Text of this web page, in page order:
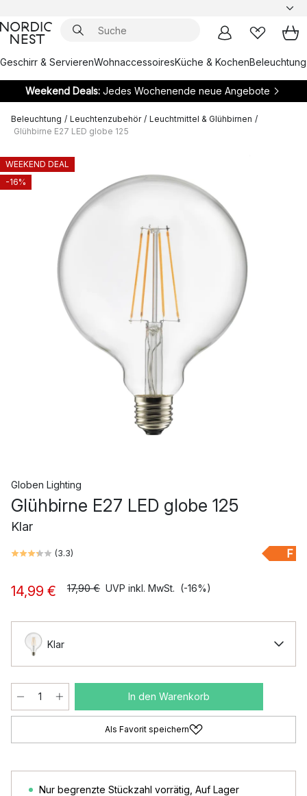
Geschirr & ServierenWohnaccessoiresKüche & KochenBeleuchtung
Weekend Deals:Jedes Wochenende neue Angebote
Beleuchtung / Leuchtenzubehör / Leuchtmittel & Glühbirnen /
Glühbirne E27 LED globe 125
WEEKEND DEAL
-16%
Globen Lighting
Glühbirne E27 LED globe 125
Klar
(3.3) F
14,99 € 17,90 € UVP inkl. MwSt. (-16%)
Klar
In den Warenkorb
Als Favorit speichern
Nur begrenzte Stückzahl vorrätig Auf Lager